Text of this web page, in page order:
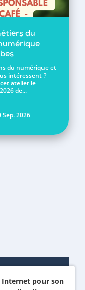
du
du numérique et
intéressent ?
atelier le
de...
Sep. 2026
Internet pour son